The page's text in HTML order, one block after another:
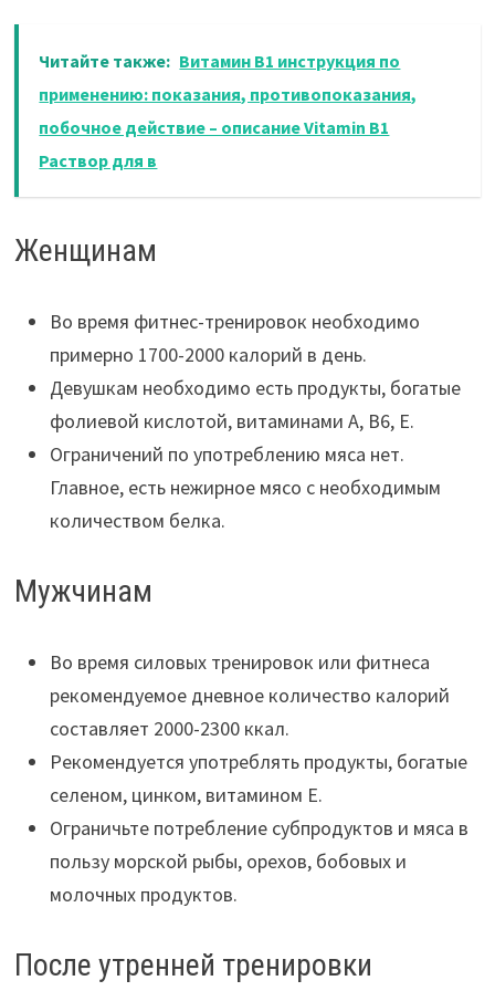
Читайте также: Витамин B1 инструкция по
применению: показания, противопоказания,
побочное действие – описание Vitamin B1
Раствор для в
Женщинам
Во время фитнес-тренировок необходимо
примерно 1700-2000 калорий в день.
Девушкам необходимо есть продукты, богатые
фолиевой кислотой, витаминами А, В6, Е.
Ограничений по употреблению мяса нет.
Главное, есть нежирное мясо с необходимым
количеством белка.
Мужчинам
Во время силовых тренировок или фитнеса
рекомендуемое дневное количество калорий
составляет 2000-2300 ккал.
Рекомендуется употреблять продукты, богатые
селеном, цинком, витамином Е.
Ограничьте потребление субпродуктов и мяса в
пользу морской рыбы, орехов, бобовых и
молочных продуктов.
После утренней тренировки